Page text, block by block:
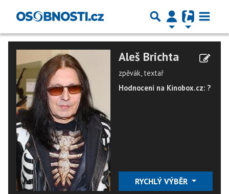
Aleš Brichta
zpěvák, textař
Hodnocení na Kinobox.cz: ?
RYCHLÝ VÝBĚR